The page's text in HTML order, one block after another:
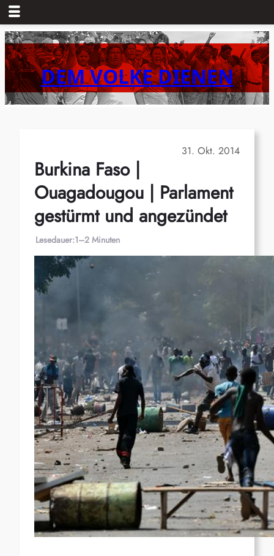
Zum
Inhalt
springenDEM VOLKE DIENEN
31. Okt. 2014
Burkina Faso |
Ouagadougou | Parlament
gestürmt und angezündet
Lesedauer:1–2 Minuten